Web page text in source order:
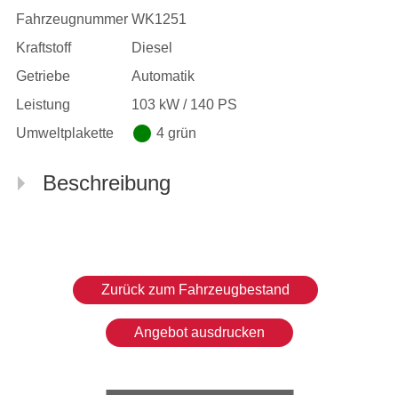
Fahrzeugnummer WK1251
Kraftstoff
Diesel
Getriebe
Automatik
Leistung
103 kW / 140 PS
Umweltplakette
4 grün
Beschreibung
Zurück zum Fahrzeugbestand
Angebot ausdrucken